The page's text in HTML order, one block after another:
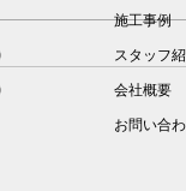
付
アパ
施工事例
スタッフ
会社概要
お問い合